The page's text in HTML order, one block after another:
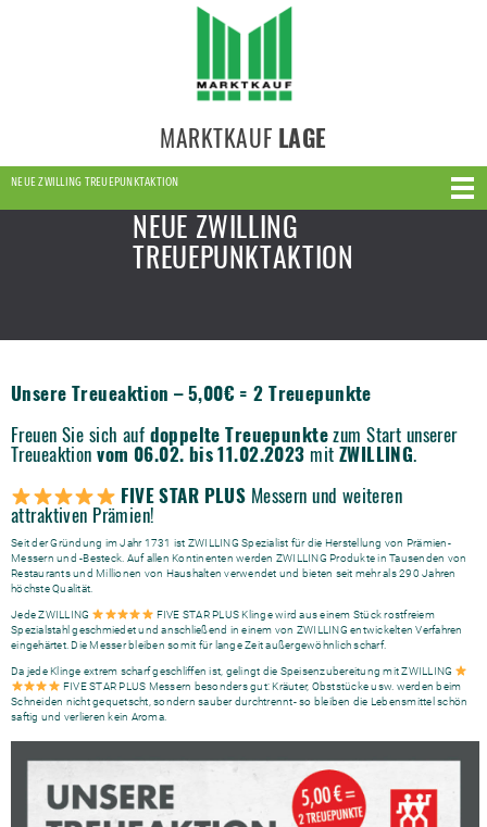
MARKTKAUF LAGE
NEUE ZWILLING TREUEPUNKTAKTION
NEUE ZWILLING
TREUEPUNKTAKTION
Unsere Treueaktion – 5,00€ = 2 Treuepunkte
Freuen Sie sich auf doppelte Treuepunktezum Start unserer
Treueaktionvom 06.02. bis 11.02.2023 mit ZWILLING.
FIVE STAR PLUS Messern und weiteren
attraktiven Prämien!
Seit der Gründung im Jahr 1731 ist ZWILLING Spezialist für die Herstellung von Prämien-
Messern und -Besteck. Auf allen Kontinenten werden ZWILLING Produkte in Tausenden von
Restaurants und Millionen von Haushalten verwendet und bieten seit mehr als 290 Jahren
höchste Qualität.
Jede ZWILLING
FIVE STAR PLUS Klinge wird aus einem Stück rostfreiem
Spezialstahl geschmiedet und anschließend in einem von ZWILLING entwickelten Verfahren
eingehärtet. Die Messer bleiben somit für lange Zeit außergewöhnlich scharf.
Da jede Klinge extrem scharf geschliffen ist, gelingt die Speisenzubereitung mit ZWILLING
FIVE STAR PLUS Messern besonders gut: Kräuter, Obststücke usw. werden beim
Schneiden nicht gequetscht, sondern sauber durchtrennt- so bleiben die Lebensmittel schön
saftig und verlieren kein Aroma.